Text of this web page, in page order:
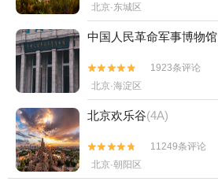
北京·东城区
中国人民革命军事博物馆


1923条评论
北京·海淀区
北京欢乐谷(4A)


11249条评论
北京·朝阳区